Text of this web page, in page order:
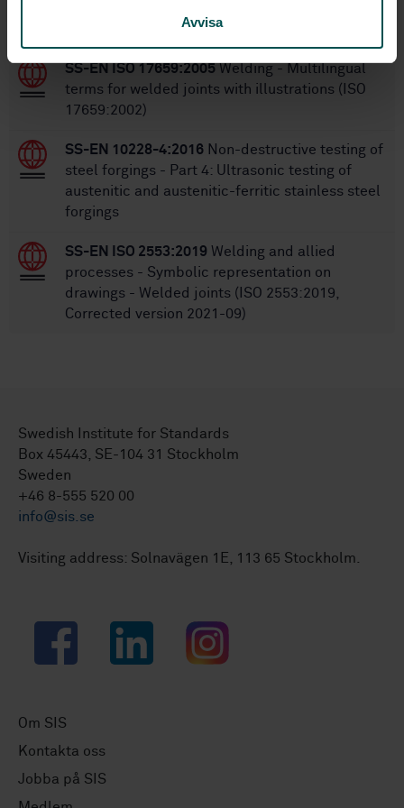
Avvisa
SS-EN ISO 17659:2005 Welding - Multilingual
terms for welded joints with illustrations (ISO
17659:2002)
SS-EN 10228-4:2016 Non-destructive testing of
steel forgings - Part 4: Ultrasonic testing of
austenitic and austenitic-ferritic stainless steel
forgings
SS-EN ISO 2553:2019 Welding and allied
processes - Symbolic representation on
drawings - Welded joints (ISO 2553:2019,
Corrected version 2021-09)
Swedish Institute for Standards
Box 45443, SE-104 31 Stockholm
Sweden
+46 8-555 520 00
info@sis.se
Visiting address: Solnavägen 1E, 113 65 Stockholm.
Facebook LinkedIn Instagram
Om SIS
Kontakta oss
Jobba på SIS